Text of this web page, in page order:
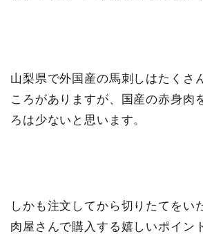
山梨県で外国産の馬刺しはたくさ
ころがありますが、国産の赤身肉
ろは少ないと思います。
しかも注文してから切りたてをい
肉屋さんで購入する嬉しいポイン